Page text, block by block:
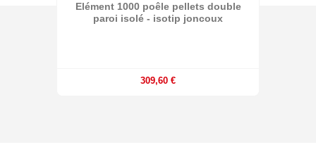
Elément 1000 poêle pellets double
paroi isolé - isotip joncoux
309,60 €